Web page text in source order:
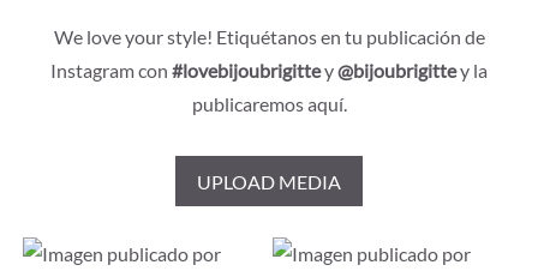
We love your style! Etiquétanos en tu publicación de
Instagram con #lovebijoubrigittey@bijoubrigittey la
publicaremos aquí.
UPLOAD MEDIA